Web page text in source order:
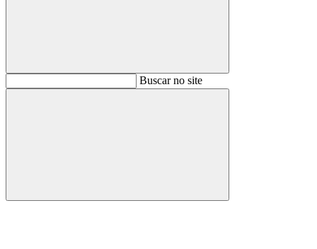
BuscarBuscar no site
Buscar